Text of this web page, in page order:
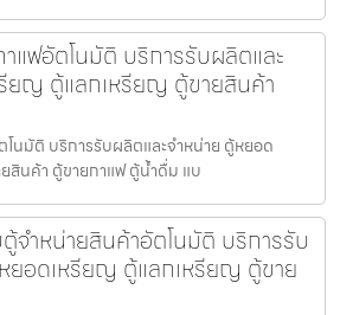
แฟ​อัตโนมัติ บริการรับผลิตและ
ยญ ตู้แลกเหรียญ ตู้ขายสินค้า
นมัติ บริการรับผลิตและจำหน่าย ตู้หยอด
สินค้า ตู้ขายกาแฟ ตู้น้ำดื่ม แบ
จำหน่ายสินค้า​อัตโนมัติ บริการรับ
ยอดเหรียญ ตู้แลกเหรียญ ตู้ขาย